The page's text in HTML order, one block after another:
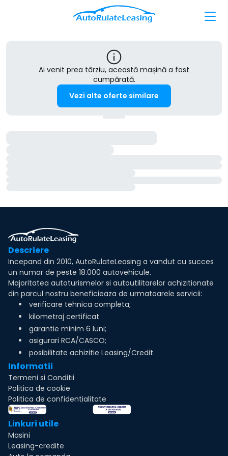
Ai venit prea târziu, această mașină a fost
cumpărată.
Vezi alte oferte similare
Descriere
Incepand din 2010, AutoRulateLeasing a vandut cu succes
un numar de peste 18.000 autovehicule.
Majoritatea autoturismelor si autoutilitarelor achizitionate
din parcul nostru beneficieaza de urmatoarele servicii:
verificare tehnica completa;
kilometraj certificat
garantie minim 6 luni;
asigurari RCA/CASCO;
posibilitate achizitie Leasing/Credit
Informatii
Termeni si Conditii
Politica de cookie
Politica de confidentialitate
Linkuri utile
Masini
Leasing-credite